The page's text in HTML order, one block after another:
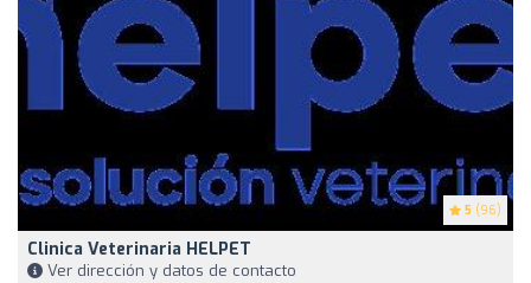
5 (96)
Clinica Veterinaria HELPET
Ver dirección y datos de contacto